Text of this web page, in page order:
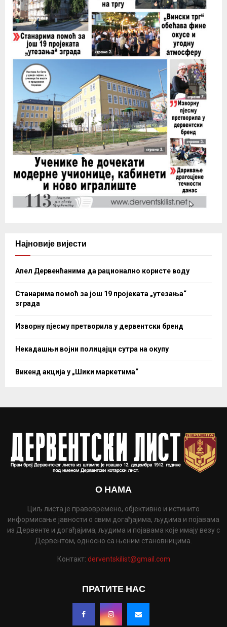
Најновије вијести
Апел Дервенћанима да рационално користе воду
Станарима помоћ за још 19 пројеката „утезања“
зграда
Изворну пјесму претворила у дервентски бренд
Некадашњи војни полицајци сутра на окупу
Викенд акција у „Шики маркетима“
О НАМА
Циљ листа је правовремено, објективно и истинито
информисање јавности о свим догађајима, људима и појавама
из Дервенте и догађајима, људима и појавама које имају везу с
Дервентом, односно са њеним становницима.
Контакт: derventskilist@gmail.com
ПРАТИТЕ НАС